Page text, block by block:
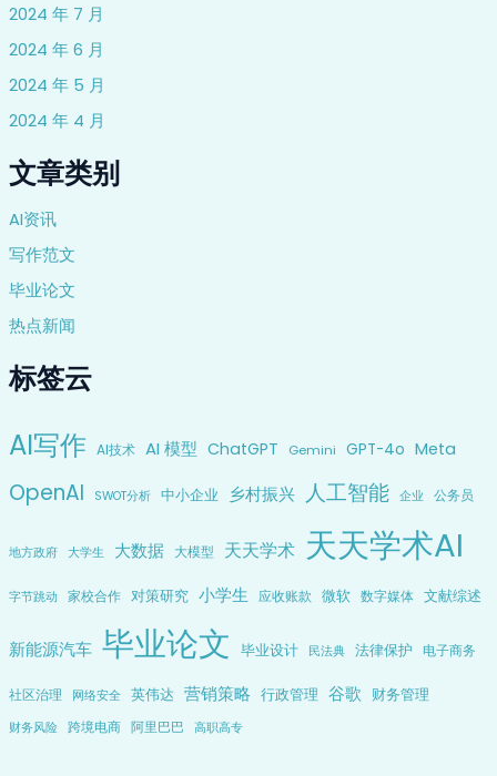
2024 年 7 月
2024 年 6 月
2024 年 5 月
2024 年 4 月
文章类别
AI资讯
写作范文
毕业论文
热点新闻
标签云
AI写作 AI技术 AI 模型 ChatGPT Gemini GPT-4o Meta
OpenAI SWOT分析 中小企业 乡村振兴 人工智能 企业 公务员
地方政府 大学生 大数据 大模型 天天学术 天天学术AI
字节跳动 家校合作 对策研究 小学生 应收账款 微软 数字媒体 文献综述
新能源汽车 毕业论文 毕业设计 民法典 法律保护 电子商务
社区治理 网络安全 英伟达 营销策略 行政管理 谷歌 财务管理
财务风险 跨境电商 阿里巴巴 高职高专